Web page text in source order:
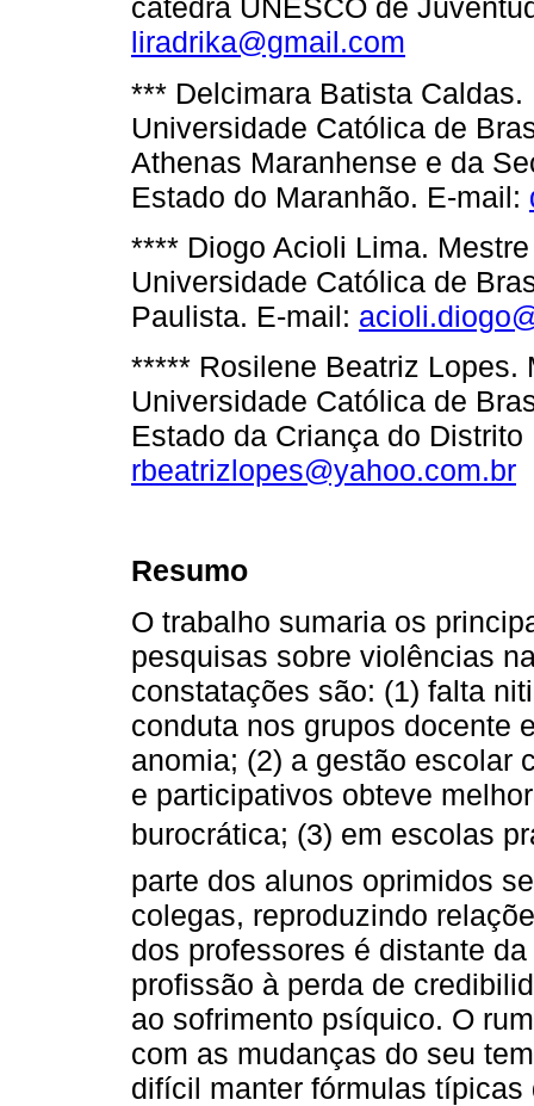
cátedra UNESCO de
liradrika@gmail.com
*** Delcimara Batista
Universidade Católica de
Athenas Maranhense e da
Estado do Maranhão. E-mail:
**** Diogo Acioli Lima.
Universidade Católica de
Paulista. E-mail:
***** Rosilene Beatriz Lopes.
Universidade Católica de
Estado da Criança do
rbeatrizlopes@yahoo.com.br
Resumo
O trabalho sumaria os
pesquisas sobre violências
constatações são: (1) falta
conduta nos grupos docente
anomia; (2) a gestão escolar
e participativos obteve
burocrática; (3) em escolas
parte dos alunos oprimidos
colegas, reproduzindo
dos professores é distante
profissão à perda de
ao sofrimento psíquico. O
com as mudanças do seu
difícil manter fórmulas típicas